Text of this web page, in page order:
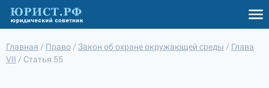
Главная / Право / Закон об охране окружающей среды / Глава
VII / Статья 55